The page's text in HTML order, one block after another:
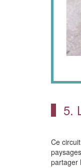
5.
Ce
partager